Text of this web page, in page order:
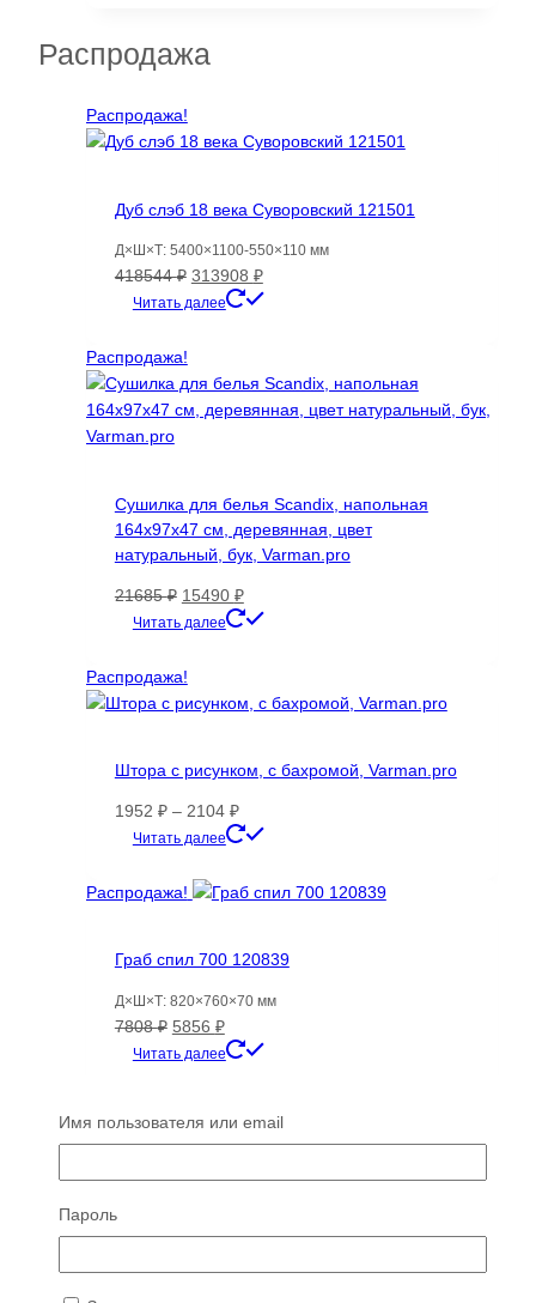
Распродажа
Распродажа!
Дуб слэб 18 века Суворовский 121501
Д×Ш×Т: 5400×1100-550×110 мм
418544₽ Первоначальная
цена
313908 ₽Текущая
цена:
Читать далее
Распродажа!
Сушилка для белья Scandix, напольная
164х97х47 см, деревянная, цвет
натуральный, бук, Varman.pro
21685₽ Первоначальная
цена
21685 ₽.
15490 ₽Текущая
цена:
Читать далее
Распродажа!
Штора с рисунком, с бахромой, Varman.pro
1952 ₽ – 2104 ₽Диапазон
цен:
–
Читать далее
имеет
Опции
Распродажа!
Граб спил 700 120839
Д×Ш×Т: 820×760×70 мм
7808₽ Первоначальная
цена
5856 ₽Текущая
цена:
Читать далее
ТОП 100
Имя пользователя или email
Пароль